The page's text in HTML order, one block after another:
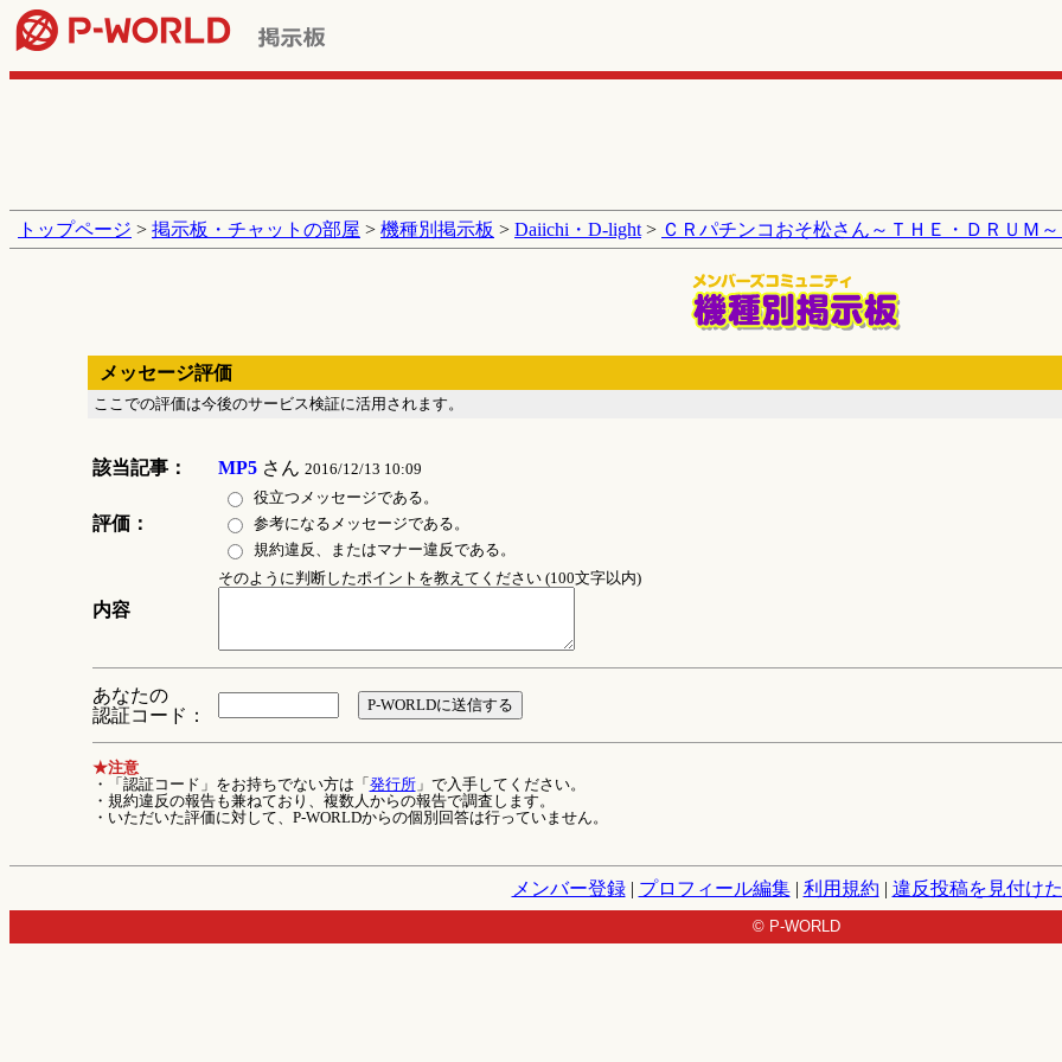
トップページ > 掲示板・チャットの部屋 > 機種別掲示板 > Daiichi・D-light > ＣＲパチンコおそ松さん～ＴＨＥ・ＤＲＵＭ
メッセージ評価
ここでの評価は今後のサービス検証に活用されます。
該当記事： MP5さん 2016/12/13 10:09
評価：
役立つメッセージである。
参考になるメッセージである。
規約違反、またはマナー違反である。
内容
そのように判断したポイントを教えてください (100文字以内)
あなたの
認証コード：
★注意
・「認証コード」をお持ちでない方は「 発行所」で入手してください。
・規約違反の報告も兼ねており、複数人からの報告で調査します。
・いただいた評価に対して、P-WORLDからの個別回答は行っていません。
メンバー登録| プロフィール編集| 利用規約 | 違反投稿を見付け
© P-WORLD